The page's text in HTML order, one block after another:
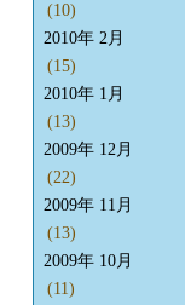
(10)
2010年 2月
(15)
2010年 1月
(13)
2009年 12月
(22)
2009年 11月
(13)
2009年 10月
(11)